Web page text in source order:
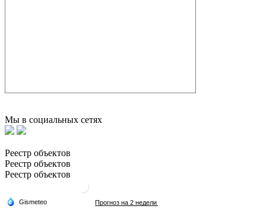
Мы в социальных сетях
Реестр объектов
Реестр объектов
Реестр объектов